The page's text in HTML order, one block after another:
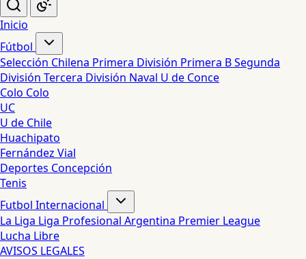
Inicio
Fútbol
Selección Chilena Primera División Primera BSegunda
División Tercera División Naval U de Conce
Colo Colo
UC
U de Chile
Huachipato
Fernández Vial
Deportes Concepción
Tenis
Futbol Internacional
La Liga Liga Profesional Argentina Premier League
Lucha Libre
AVISOS LEGALES